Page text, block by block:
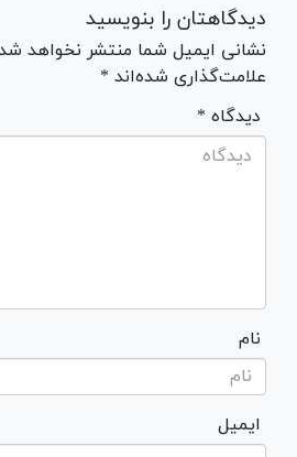
دیدگاهتان را بنویسید
نشانی ایمیل شما منتشر نخواهد
علامت‌گذاری شده‌اند *
* دیدگاه
نام
ایمیل